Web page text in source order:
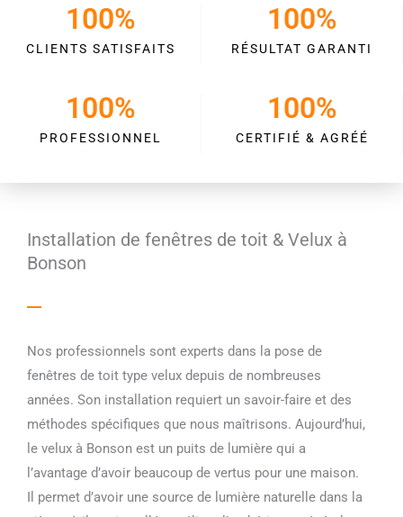
CLIENTS SATISFAITS
100%
RÉSULTAT GARANTI
100%
PROFESSIONNEL
100%
CERTIFIÉ & AGRÉÉ
100%
Installation de fenêtres de toit & Velux à
Bonson
Nos professionnels sont experts dans la pose de
fenêtres de toit type velux depuis de nombreuses
années. Son installation requiert un savoir-faire et des
méthodes spécifiques que nous maîtrisons. Aujourd’hui,
le velux à Bonson est un puits de lumière qui a
l’avantage d’avoir beaucoup de vertus pour une maison.
Il permet d’avoir une source de lumière naturelle dans la